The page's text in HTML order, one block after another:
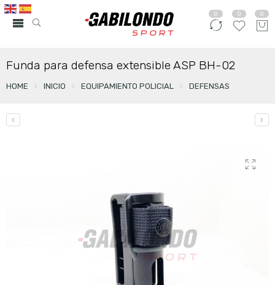
0 0 0
Funda para defensa extensible ASP BH-02
HOME INICIO EQUIPAMIENTO POLICIAL DEFENSAS